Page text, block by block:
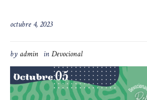
octubre 4, 2023
by admin inDevocional